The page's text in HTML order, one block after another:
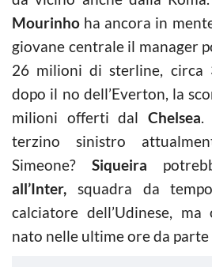
Mourinho ha ancora in
giovane centrale il manager
26 milioni di sterline, circa
dopo il no dell’Everton, la
milioni offerti dal Chelsea.
terzino sinistro
Simeone? Siqueira
all’Inter, squadra da
calciatore dell’Udinese, ma
nato nelle ultime ore da parte